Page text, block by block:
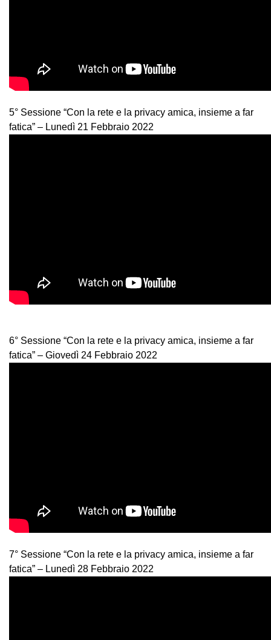
5° Sessione “Con la rete e la privacy amica, insieme a far
fatica” – Lunedì 21 Febbraio 2022
6° Sessione “Con la rete e la privacy amica, insieme a far
fatica” – Giovedì 24 Febbraio 2022
7° Sessione “Con la rete e la privacy amica, insieme a far
fatica” – Lunedì 28 Febbraio 2022